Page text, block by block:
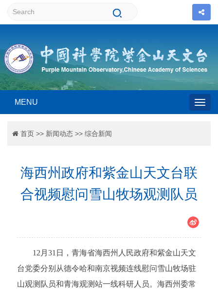
MENU
首页 >> 新闻动态 >> 综合新闻
海西州政府和紫金山天文台联
合视频慰问雪山牧场观测队员
12月31日，青海省海西州人民政府和紫金山天文
台党委分别从德令哈和南京视频连线慰问雪山牧场驻
山观测队员和青海观测站一线科研人员。海西州委常